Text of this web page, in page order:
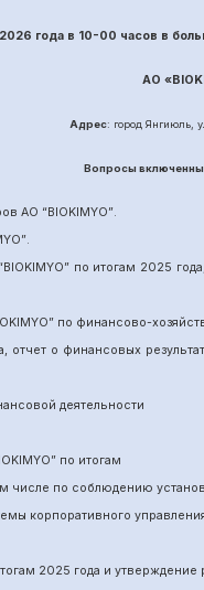
2026 года в 10-00 часов в
АО «
Адрес: город Янгиюль,
Вопросы
АО “BIOKIMYO”.
”.
”по итогам 2025
”по финансово-
отчет о финансовых
деятельности
”по итогам
по соблюдению
корпоративного
2025 года и